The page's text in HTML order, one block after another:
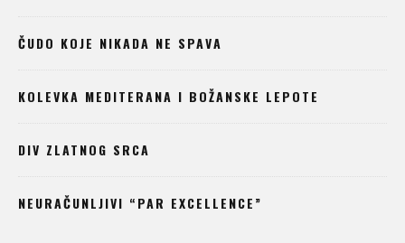
ČUDO KOJE NIKADA NE SPAVA
KOLEVKA MEDITERANA I BOŽANSKE LEPOTE
DIV ZLATNOG SRCA
NEURAČUNLJIVI “PAR EXCELLENCE”